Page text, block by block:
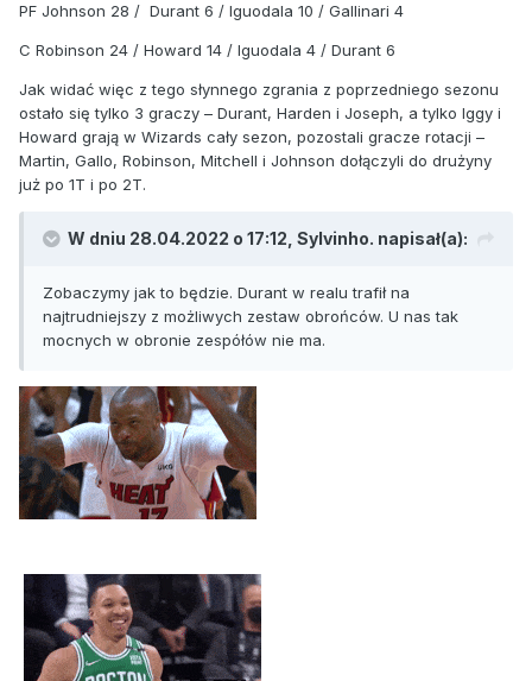
PF Johnson 28 / Durant 6 / Iguodala 10 / Gallinari 4
C Robinson 24 / Howard 14 / Iguodala 4 / Durant 6
Jak widać więc z tego słynnego zgrania z poprzedniego sezonu
ostało się tylko 3 graczy – Durant, Harden i Joseph, a tylko Iggy i
Howard grają w Wizards cały sezon, pozostali gracze rotacji –
Martin, Gallo, Robinson, Mitchell i Johnson dołączyli do drużyny
już po 1T i po 2T.
W dniu 28.04.2022 o 17:12, Sylvinho. napisał(a):
Zobaczymy jak to będzie. Durant w realu trafił na
najtrudniejszy z możliwych zestaw obrońców. U nas tak
mocnych w obronie zespółów nie ma.